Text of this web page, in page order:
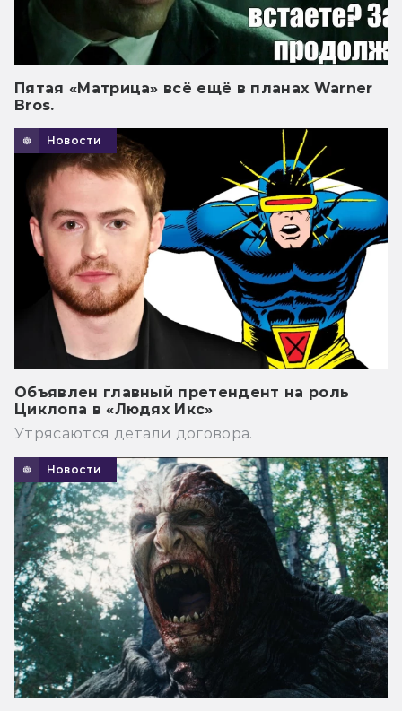
Пятая «Матрица» всё ещё в планах Warner
Bros.
Новости
Объявлен главный претендент на роль
Циклопа в «Людях Икс»
Утрясаются детали договора.
Новости